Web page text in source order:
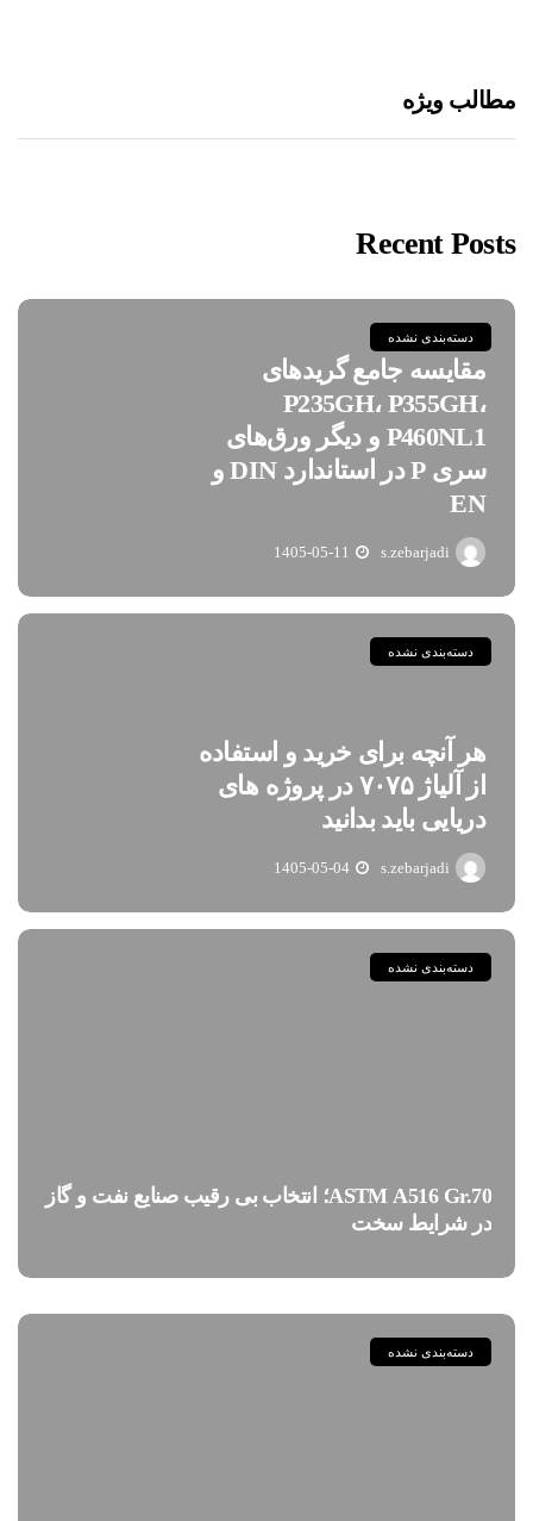
مطالب ویژه
Recent Posts
دسته‌بندی نشده
مقایسه جامع گریدهای
P235GH، P355GH،
P460NL1 و دیگر ورق‌های
سری P در استاندارد DIN و
EN
s.zebarjadi
1405-05-11
دسته‌بندی نشده
هر آنچه برای خرید و استفاده
از آلیاژ ۷۰۷۵ در پروژه های
دریایی باید بدانید
s.zebarjadi
1405-05-04
دسته‌بندی نشده
ASTM A516 Gr.70؛ انتخاب بی رقیب صنایع نفت و گاز
در شرایط سخت
دسته‌بندی نشده